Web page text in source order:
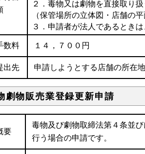
２．毒物又は劇物を直接取り
（保管場所の立体図・店舗の平
３．申請者が法人であるとき
数料 １４，７００円
出先 申請しようとする店舗の所在
劇物販売業登録更新申請
要
毒物及び劇物取締法第４条並
行う場合の申請です。